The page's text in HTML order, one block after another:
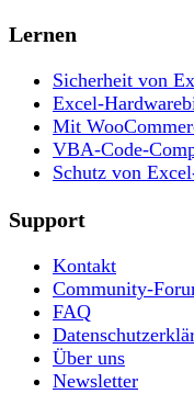
Lernen
Sicherheit von
Excel-
Mit
VBA-Code-
Schutz von
Support
Kontakt
Community-
FAQ
Über uns
Newsletter